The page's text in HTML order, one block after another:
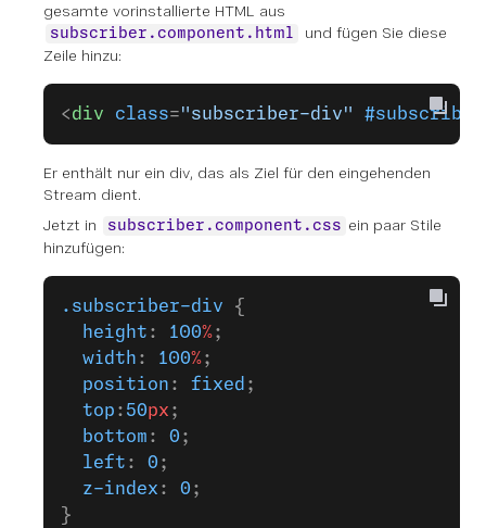
gesamte vorinstallierte HTML aus
subscriber.component.html
und fügen Sie diese
Zeile hinzu:
<div class="subscriber-div"
Er enthält nur ein div, das als Ziel für den eingehenden
Stream dient.
Jetzt in
subscriber.component.css ein paar Stile
hinzufügen:
.subscriber-div {
  height
: 100%;
  width
: 100%;
  position
: fixed ;
  top
: 50px ;
  bottom
: 0 ;
  left
: 0 ;
  z-index
: 0 ;
}